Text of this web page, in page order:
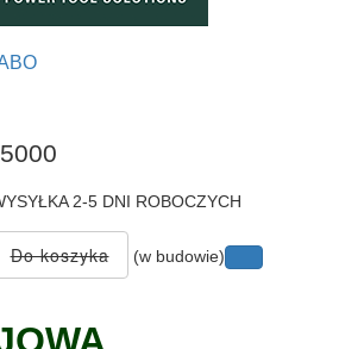
2-5 DNI ROBOCZYCH
(w budowie)